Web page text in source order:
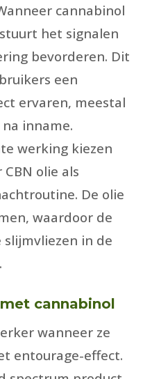
cannabinol
het signalen
bevorderen. Dit
een
ervaren, meestal
inname.
werking kiezen
olie als
De olie
waardoor de
in de
cannabinol
wanneer ze
entourage-effect.